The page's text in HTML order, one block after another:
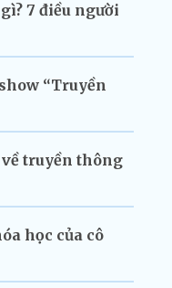
7 điều người
“Truyền
truyền thông
học của cô